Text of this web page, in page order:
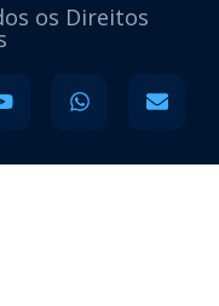
os Direitos